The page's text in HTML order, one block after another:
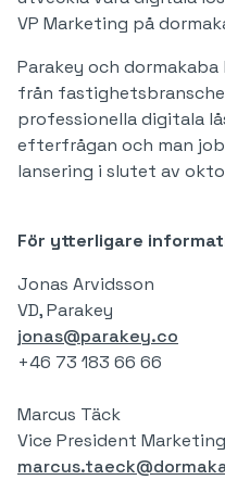
VP Marketing på
Parakey och
från
professionella digitala
efterfrågan och man
lansering i slutet av
För ytterligare
Jonas Arvidsson
VD, Parakey
jonas@parakey.co
+46 73 183 66 66
Marcus Täck
Vice President